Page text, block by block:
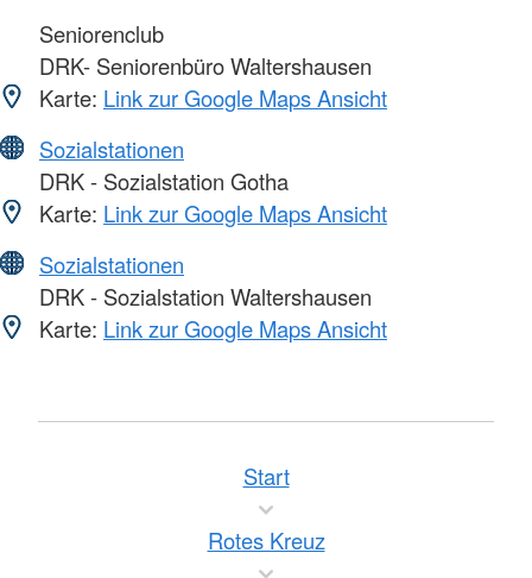
Seniorenclub
DRK- Seniorenbüro Waltershausen
Karte: Link zur Google Maps Ansicht
Sozialstationen
DRK - Sozialstation Gotha
Karte: Link zur Google Maps Ansicht
Sozialstationen
DRK - Sozialstation Waltershausen
Karte: Link zur Google Maps Ansicht
Start
Rotes Kreuz